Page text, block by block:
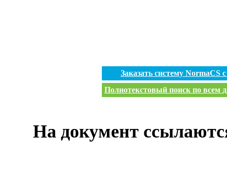
Заказать систему
Полнотекстовый поиск по всем
На документ